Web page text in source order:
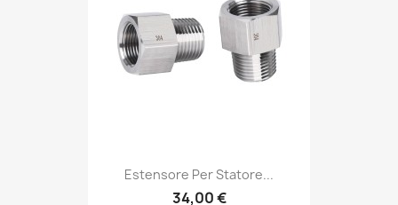
Estensore Per Statore...
34,00 €